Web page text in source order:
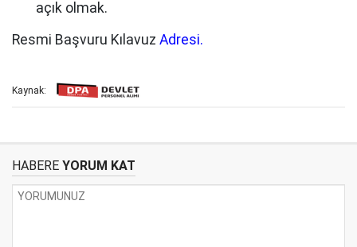
açık olmak.
Resmi Başvuru Kılavuz Adresi.
Kaynak:
HABERE YORUM KAT